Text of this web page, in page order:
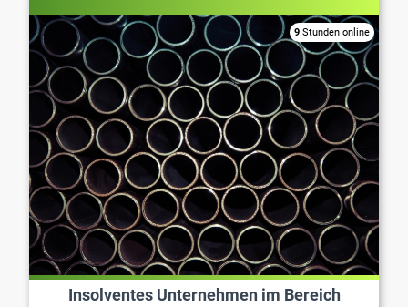
9 Stunden online
Insolventes Unternehmen im Bereich